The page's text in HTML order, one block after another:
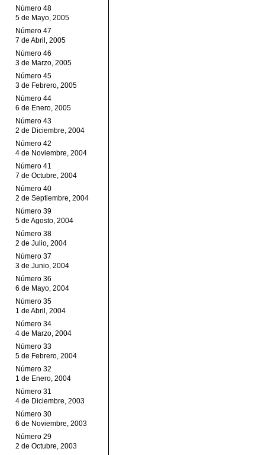
Número 48
5 de Mayo, 2005
Número 47
7 de Abril, 2005
Número 46
3 de Marzo, 2005
Número 45
3 de Febrero, 2005
Número 44
6 de Enero, 2005
Número 43
2 de Diciembre, 2004
Número 42
4 de Noviembre, 2004
Número 41
7 de Octubre, 2004
Número 40
2 de Septiembre, 2004
Número 39
5 de Agosto, 2004
Número 38
2 de Julio, 2004
Número 37
3 de Junio, 2004
Número 36
6 de Mayo, 2004
Número 35
1 de Abril, 2004
Número 34
4 de Marzo, 2004
Número 33
5 de Febrero, 2004
Número 32
1 de Enero, 2004
Número 31
4 de Diciembre, 2003
Número 30
6 de Noviembre, 2003
Número 29
2 de Octubre, 2003